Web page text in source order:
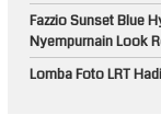
Fazzio Sunset Blue
Nyempurnain Look
Lomba Foto LRT